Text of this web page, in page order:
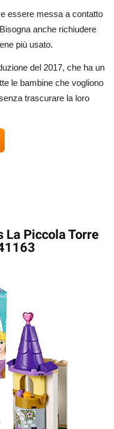
essere messa a contatto
anche richiudere
più usato.
del 2017, che ha un
le bambine che vogliono
trascurare la loro
La Piccola Torre